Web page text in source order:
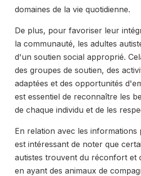
domaines de la vie quotidienne.
De plus, pour favoriser leur
la communauté, les adultes
d'un soutien social approprié.
des groupes de soutien, des
adaptées et des opportunités
est essentiel de reconnaître les
de chaque individu et de les
En relation avec les informations
est intéressant de noter que
autistes trouvent du réconfort et
en ayant des animaux de